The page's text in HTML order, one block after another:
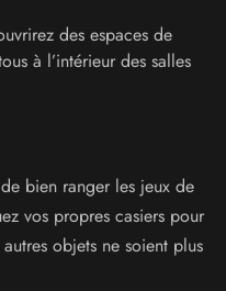
des espaces de
à l’intérieur des salles
bien ranger les jeux de
vos propres casiers pour
objets ne soient plus